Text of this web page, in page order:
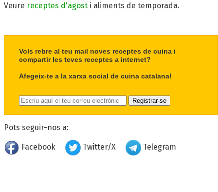
Veure receptes d'agost i aliments de temporada.
Vols rebre al teu mail noves receptes de cuina i
compartir les teves receptes a internet?
Afegeix-te a la xarxa social de cuina catalana!
Pots seguir-nos a:
Facebook Twitter/X Telegram